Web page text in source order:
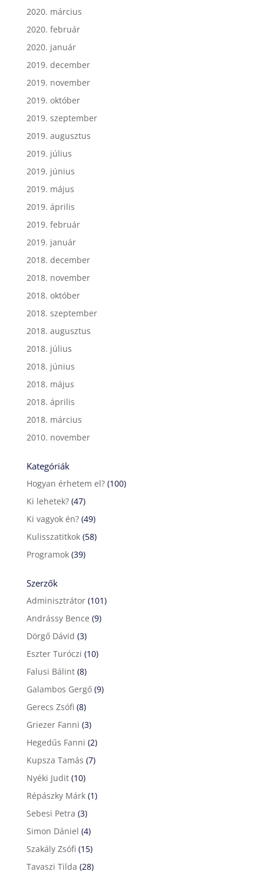
2020. március
2020. február
2020. január
2019. december
2019. november
2019. október
2019. szeptember
2019. augusztus
2019. július
2019. június
2019. május
2019. április
2019. február
2019. január
2018. december
2018. november
2018. október
2018. szeptember
2018. augusztus
2018. július
2018. június
2018. május
2018. április
2018. március
2010. november
Kategóriák
Hogyan érhetem el?(100)
Ki lehetek?(47)
Ki vagyok én?(49)
Kulisszatitkok(58)
Programok(39)
Szerzők
Adminisztrátor(101)
Andrássy Bence (9)
Dörgő Dávid (3)
Eszter Turóczi (10)
Falusi Bálint(8)
Galambos Gergő(9)
Gerecs Zsófi (8)
Griezer Fanni (3)
Hegedűs Fanni (2)
Kupsza Tamás (7)
Nyéki Judit(10)
Répászky Márk(1)
Sebesi Petra (3)
Simon Dániel (4)
Szakály Zsófi (15)
Tavaszi Tilda (28)